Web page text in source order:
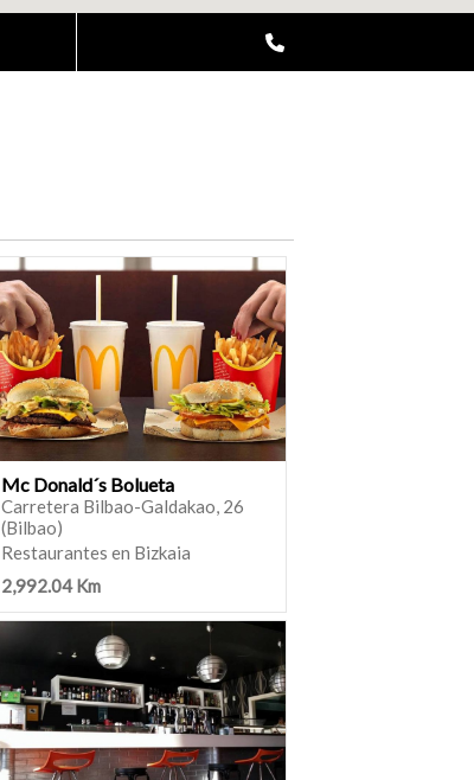
Mc Donald´s Bolueta
Carretera Bilbao-Galdakao, 26
(Bilbao)
Restaurantes en Bizkaia
2,992.04 Km